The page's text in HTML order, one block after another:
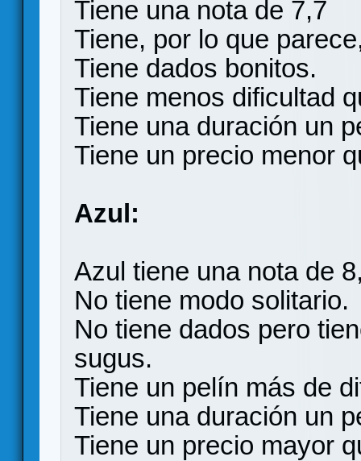
Tiene una nota de 7,7
Tiene, por lo que
Tiene dados bonitos.
Tiene menos dificultad
Tiene una duración un
Tiene un precio menor
Azul:
Azul tiene una nota de
No tiene modo solitario.
No tiene dados pero
sugus.
Tiene un pelín más de
Tiene una duración un
Tiene un precio mayor